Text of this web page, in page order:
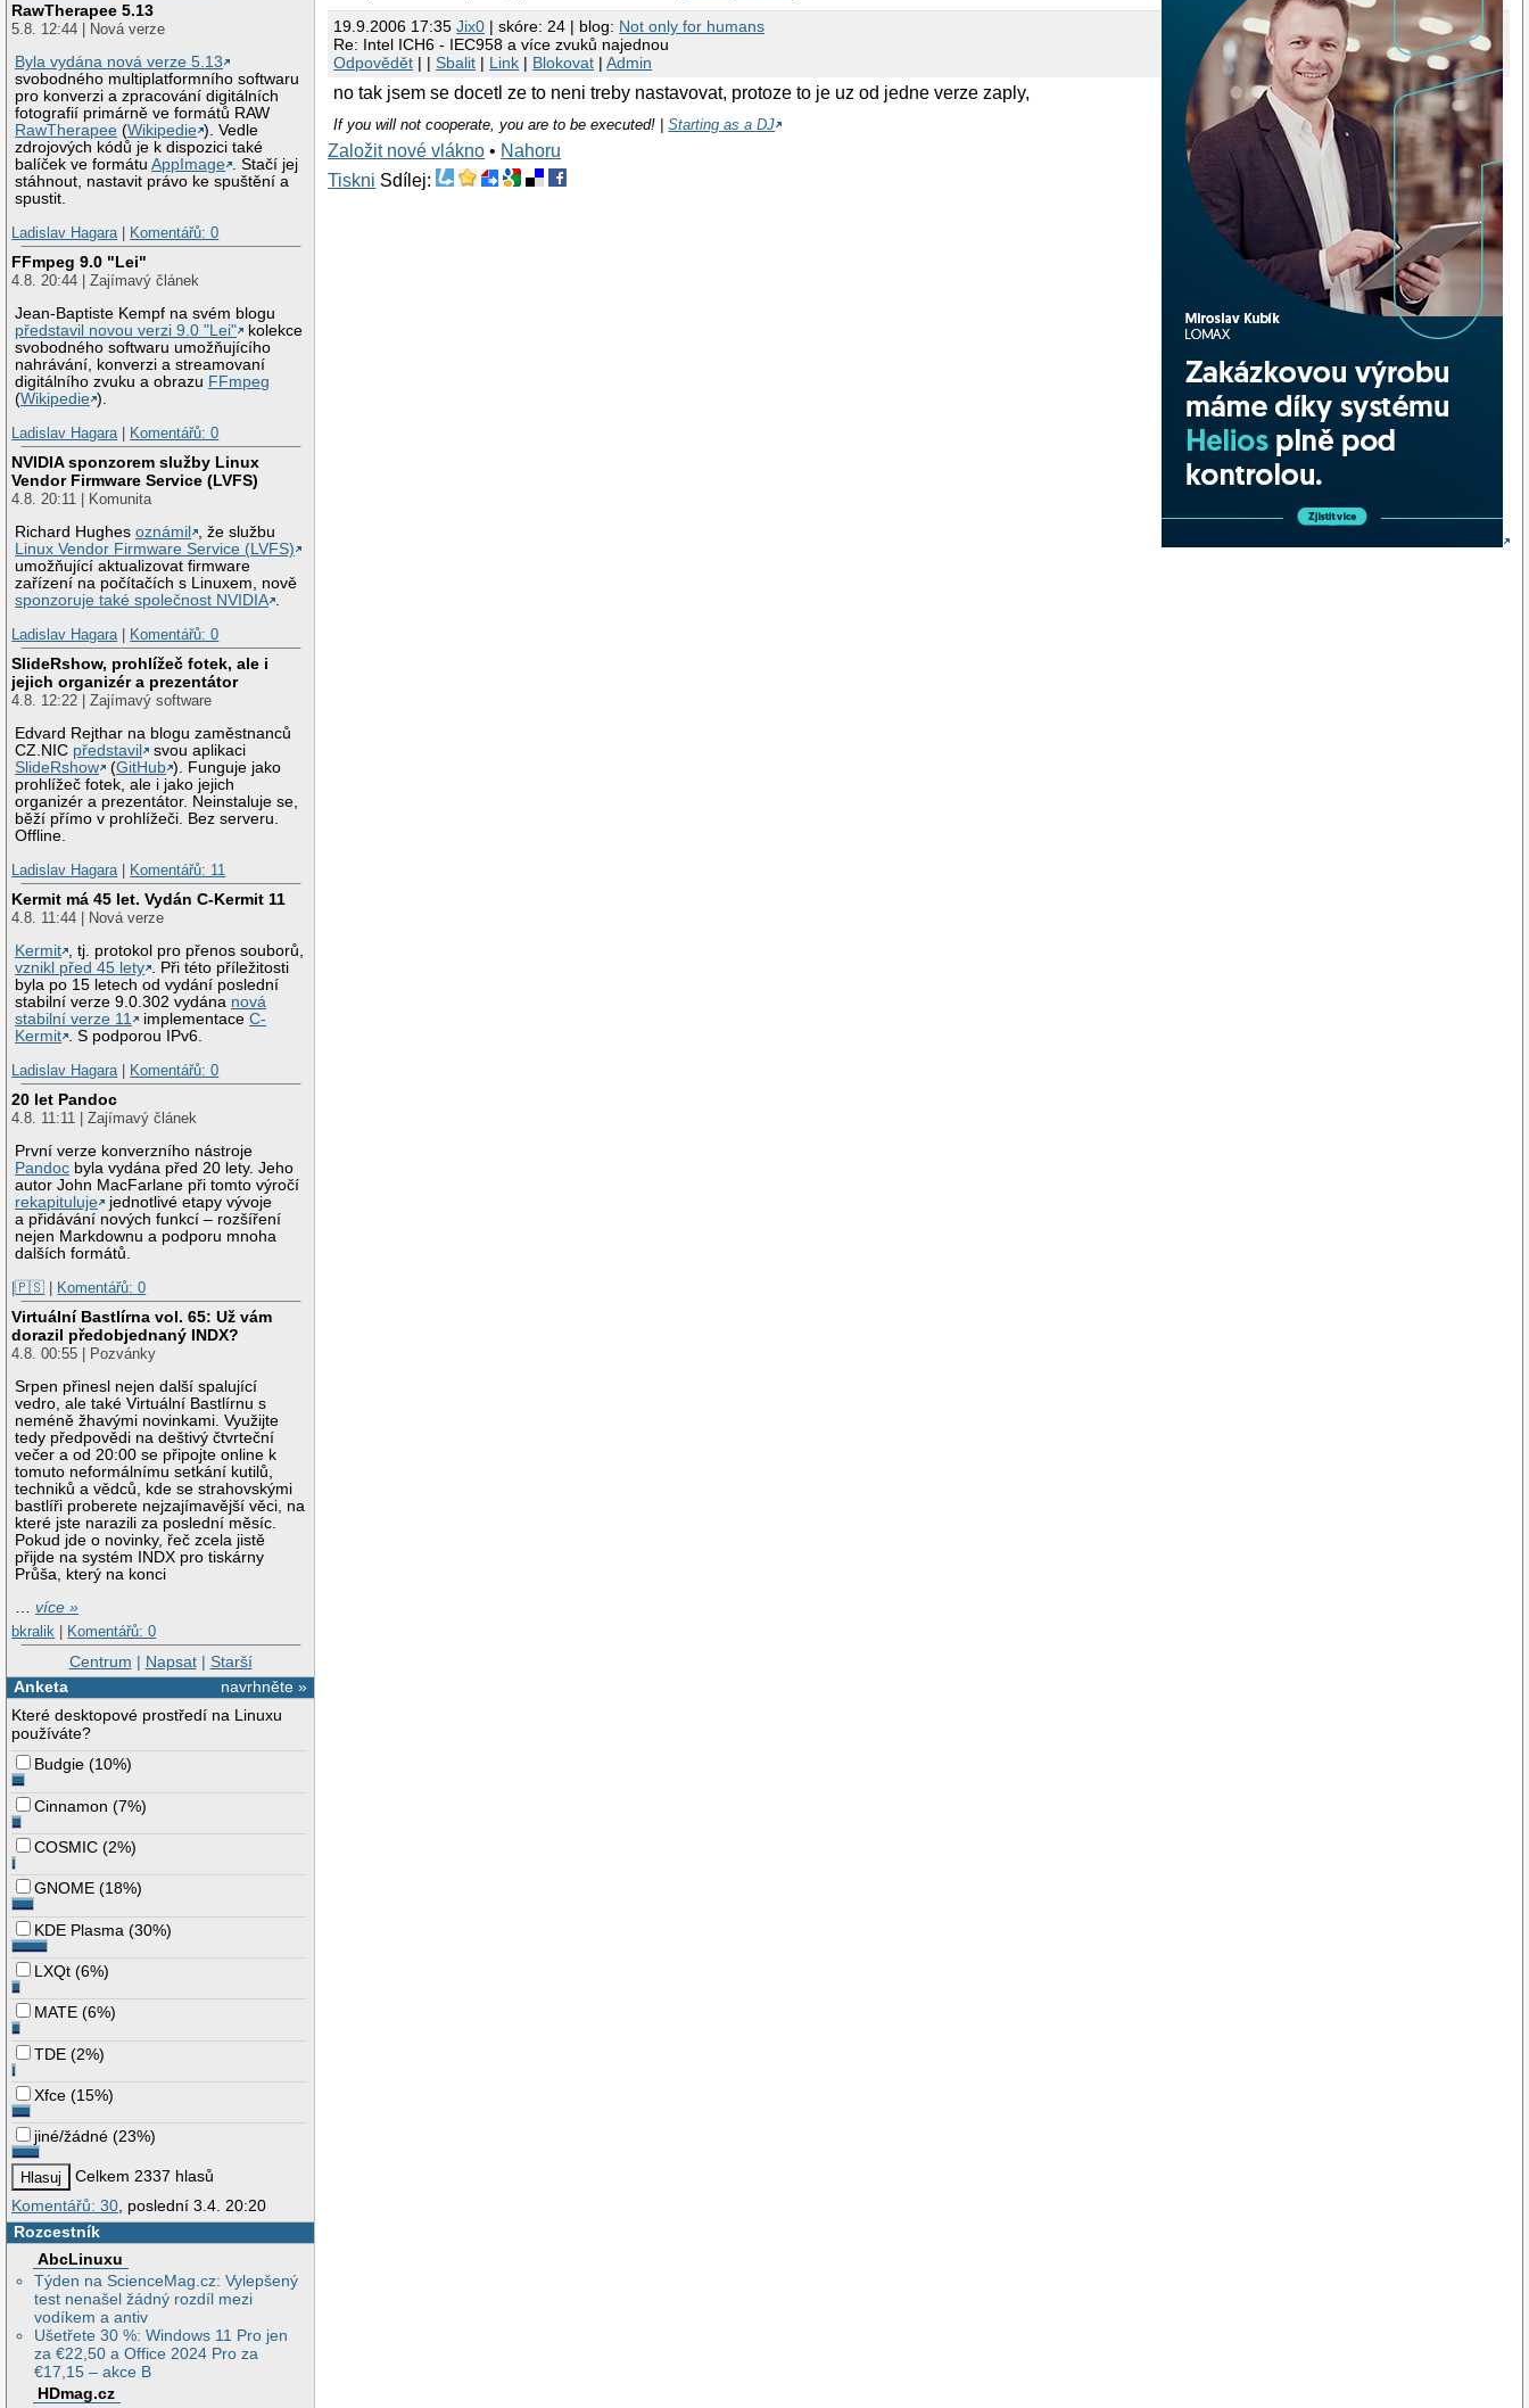
RawTherapee 5.13
5.8. 12:44 | Nová verze
Byla vydána nová verze 5.13
svobodného multiplatformního softwaru
pro konverzi a zpracování digitálních
fotografií primárně ve formátů RAW
RawTherapee (Wikipedie ). Vedle
zdrojových kódů je k dispozici také
balíček ve formátuAppImage . Stačí jej
stáhnout, nastavit právo ke spuštění a
spustit.
Ladislav Hagara
Komentářů: 0
FFmpeg 9.0 "Lei"
4.8. 20:44 | Zajímavý článek
Jean-Baptiste Kempf na svém blogu
představil novou verzi 9.0 "Lei"
kolekce
svobodného softwaru umožňujícího
nahrávání, konverzi a streamovaní
digitálního zvuku a obrazu FFmpeg
(Wikipedie ).
Ladislav Hagara | Komentářů: 0
NVIDIA sponzorem služby Linux
Vendor Firmware Service (LVFS)
4.8. 20:11 | Komunita
Richard Hughesoznámil
, že službu
Linux Vendor Firmware Service (LVFS)
umožňující aktualizovat firmware
zařízení na počítačích s Linuxem, nově
sponzoruje také společnost NVIDIA .
Ladislav Hagara | Komentářů: 0
SlideRshow, prohlížeč fotek, ale i
jejich organizér a prezentátor
4.8. 12:22 | Zajímavý software
Edvard Rejthar na blogu zaměstnanců
CZ.NIC představil
svou aplikaci
SlideRshow
(GitHub ). Funguje jako
prohlížeč fotek, ale i jako jejich
organizér a prezentátor. Neinstaluje se,
běží přímo v prohlížeči. Bez serveru.
Offline.
Ladislav Hagara | Komentářů: 11
Kermit má 45 let. Vydán C-Kermit 11
4.8. 11:44 | Nová verze
Kermit
, tj. protokol pro přenos souborů,
vznikl před 45 lety
. Při této příležitosti
byla po 15 letech od vydání poslední
stabilní verze 9.0.302 vydána nová
stabilní verze 11
implementaceC-
Kermit
. S podporou IPv6.
Ladislav Hagara | Komentářů: 0
20 let Pandoc
4.8. 11:11 | Zajímavý článek
První verze konverzního nástroje
Pandoc byla vydána před 20 lety. Jeho
autor John MacFarlane při tomto výročí
rekapituluje
jednotlivé etapy vývoje
a přidávání nových funkcí – rozšíření
nejen Markdownu a podporu mnoha
dalších formátů.
|🇵🇸 | Komentářů: 0
Virtuální Bastlírna vol. 65: Už vám
dorazil předobjednaný INDX?
4.8. 00:55 | Pozvánky
Srpen přinesl nejen další spalující
vedro, ale také Virtuální Bastlírnu s
neméně žhavými novinkami. Využijte
tedy předpovědi na deštivý čtvrteční
večer a od 20:00 se připojte online k
tomuto neformálnímu setkání kutilů,
techniků a vědců, kde se strahovskými
bastlíři proberete nejzajímavější věci, na
které jste narazili za poslední měsíc.
Pokud jde o novinky, řeč zcela jistě
přijde na systém INDX pro tiskárny
Průša, který na konci
…více »
bkralik
Komentářů: 0
Centrum | Napsat| Starší
navrhněte »
Anketa
Které desktopové prostředí na Linuxu
používáte?
Budgie (10%)
Cinnamon (7%)
COSMIC (2%)
GNOME (18%)
KDE Plasma (30%)
LXQt (6%)
MATE (6%)
TDE (2%)
Xfce (15%)
jiné/žádné (23%)
Celkem 2337 hlasů
Komentářů: 30 , poslední 3.4. 20:20
Rozcestník
AbcLinuxu
Týden na ScienceMag.cz: Vylepšený
test nenašel žádný rozdíl mezi
vodíkem a antiv
Ušetřete 30 %: Windows 11 Pro jen
za €22,50 a Office 2024 Pro za
€17,15 – akce B
HDmag.cz
19.9.2006 17:35Jix0 | skóre: 24 | blog: Not only for humans
Re: Intel ICH6 - IEC958 a více zvuků najednou
Odpovědět | |Sbalit | Link | Blokovat |Admin
no tak jsem se docetl ze to neni treby nastavovat, protoze to je uz od jedne verze zaply,
If you will not cooperate, you are to be executed! |Starting as a DJ
Založit nové vlákno • Nahoru
Tiskni Sdílej: